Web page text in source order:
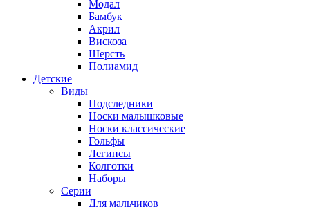
Модал
Бамбук
Акрил
Вискоза
Шерсть
Полиамид
Детские
Виды
Подследники
Носки малышковые
Носки классические
Гольфы
Легинсы
Колготки
Наборы
Серии
Для мальчиков